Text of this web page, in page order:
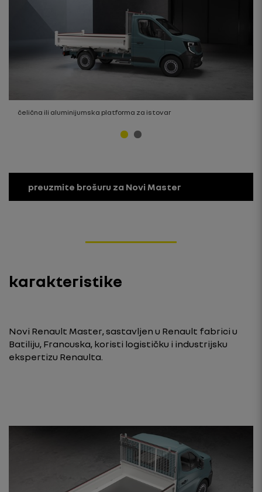
čelična ili aluminijumska platforma za istovar
preuzmite brošuru za Novi Master
karakteristike
Novi Renault Master, sastavljen u Renault fabrici u
Batiliju, Francuska, koristi logističku i industrijsku
ekspertizu Renaulta.